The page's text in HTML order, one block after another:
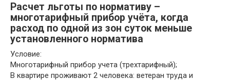
Расчет льготы по нормативу –
многотарифный прибор учёта, когда
расход по одной из зон суток меньше
установленного норматива
Условие:
Многотарифный прибор учета (трехтарифный);
В квартире проживают 2 человека: ветеран труда и